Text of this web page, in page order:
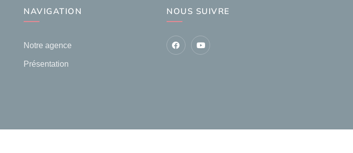
NAVIGATION
Notre agence
Présentation
NOUS SUIVRE